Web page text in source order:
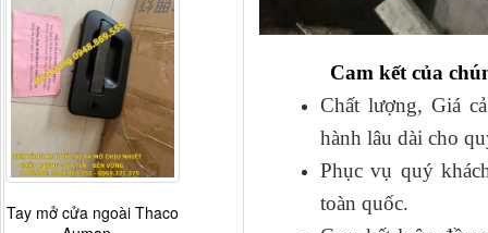
Cam kết của
Chất lượng, Giá
hành lâu dài cho
Phục vụ quý
toàn quốc.
Tay mở cửa ngoài Thaco